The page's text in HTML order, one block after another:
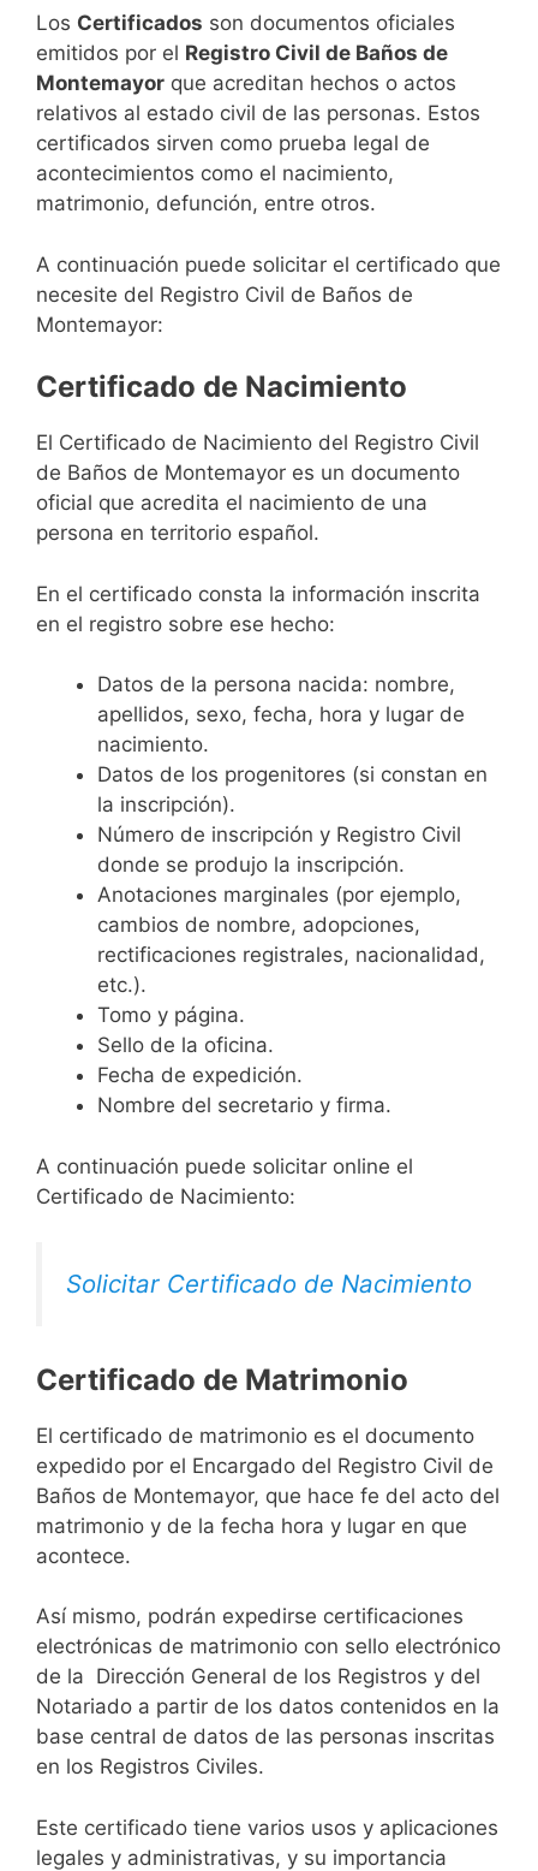
Los Certificados son documentos oficiales
emitidos por el Registro Civil de Baños de
Montemayor que acreditan hechos o actos
relativos al estado civil de las personas. Estos
certificados sirven como prueba legal de
acontecimientos como el nacimiento,
matrimonio, defunción, entre otros.
A continuación puede solicitar el certificado que
necesite del Registro Civil de Baños de
Montemayor:
Certificado de Nacimiento
El Certificado de Nacimiento del Registro Civil
de Baños de Montemayor es un documento
oficial que acredita el nacimiento de una
persona en territorio español.
En el certificado consta la información inscrita
en el registro sobre ese hecho:
Datos de la persona nacida: nombre,
apellidos, sexo, fecha, hora y lugar de
nacimiento.
Datos de los progenitores (si constan en
la inscripción).
Número de inscripción y Registro Civil
donde se produjo la inscripción.
Anotaciones marginales (por ejemplo,
cambios de nombre, adopciones,
rectificaciones registrales, nacionalidad,
etc.).
Tomo y página.
Sello de la oficina.
Fecha de expedición.
Nombre del secretario y firma.
A continuación puede solicitar online el
Certificado de Nacimiento:
Solicitar Certificado de Nacimiento
Certificado de Matrimonio
El certificado de matrimonio es el documento
expedido por el Encargado del Registro Civil de
Baños de Montemayor, que hace fe del acto del
matrimonio y de la fecha hora y lugar en que
acontece.
Así mismo, podrán expedirse certificaciones
electrónicas de matrimonio con sello electrónico
de la Dirección General de los Registros y del
Notariado a partir de los datos contenidos en la
base central de datos de las personas inscritas
en los Registros Civiles.
Este certificado tiene varios usos y aplicaciones
legales y administrativas, y su importancia